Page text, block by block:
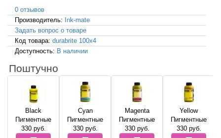
0 отзывов
Производитель: Ink-mate
Задать вопрос о товаре
Код товара: durabrite 100x4
Доступность: В наличии
Поштучно
Black
Пигментные
330руб.
Cyan
Пигментные
330руб.
Magenta
Пигментные
330руб.
Yellow
Пигментные
330руб.